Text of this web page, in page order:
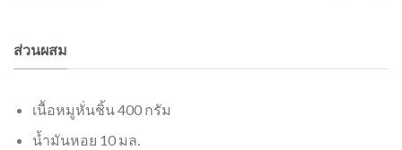
ส่วนผสม
เนื้อหมูหั่นชิ้น 400 กรัม
น้ำมันหอย 10 มล.